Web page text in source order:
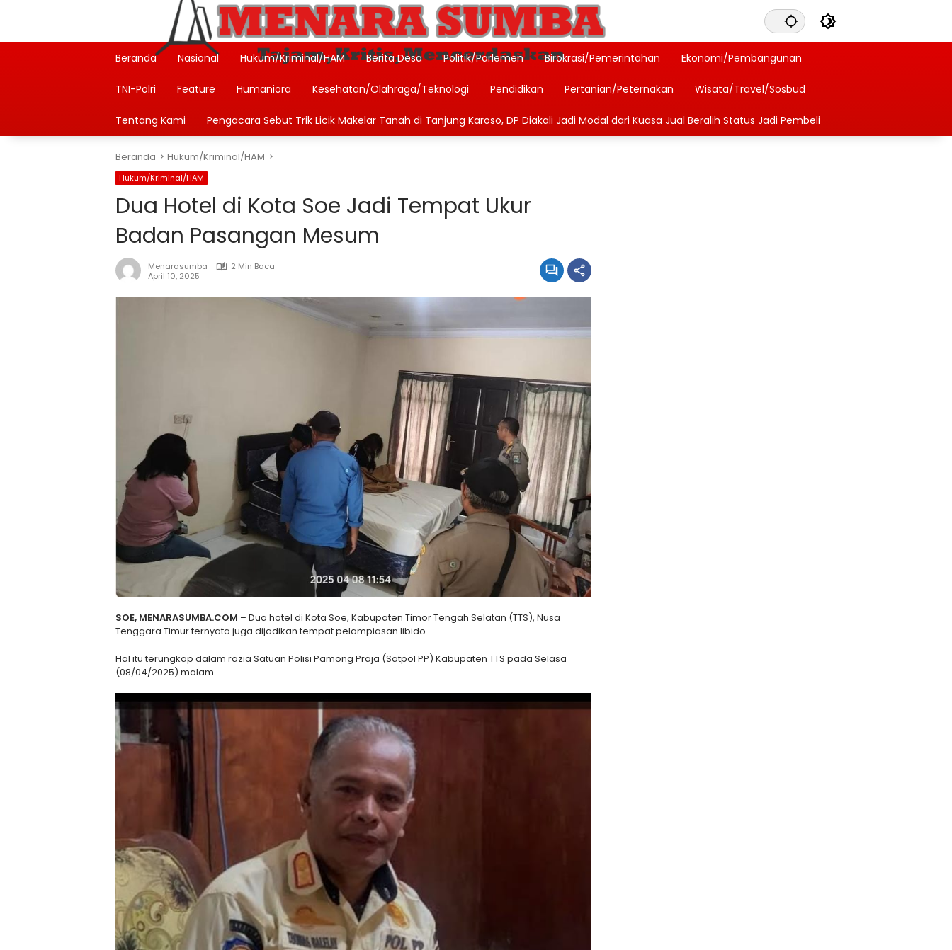
Beranda
Nasional Hukum/Kriminal/HAM Berita Desa Politik/Parlemen Birokrasi/Pemerintahan Ekonomi/Pembangunan
TNI-Polri Feature Humaniora Kesehatan/Olahraga/Teknologi Pendidikan Pertanian/Peternakan Wisata/Travel/Sosbud
Tentang Kami Pengacara Sebut Trik Licik Makelar Tanah di Tanjung Karoso, DP Diakali Jadi Modal dari Kuasa Jual Beralih Status Jadi Pembeli
Beranda Hukum/Kriminal/HAM
Hukum/Kriminal/HAM
Dua Hotel di Kota Soe Jadi Tempat Ukur
Badan Pasangan Mesum
Menarasumba
2 Min Baca
April 10, 2025
SOE, MENARASUMBA.COM – Dua hotel di Kota Soe, Kabupaten Timor Tengah Selatan (TTS), Nusa
Tenggara Timur ternyata juga dijadikan tempat pelampiasan libido.
Hal itu terungkap dalam razia Satuan Polisi Pamong Praja (Satpol PP) Kabupaten TTS pada Selasa
(08/04/2025) malam.